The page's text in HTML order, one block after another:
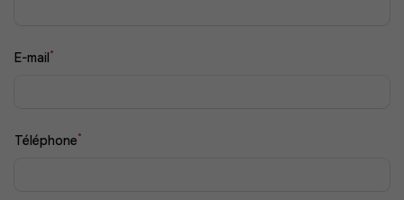
E-mail*
Téléphone*